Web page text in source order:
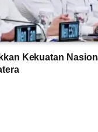
Kekuatan